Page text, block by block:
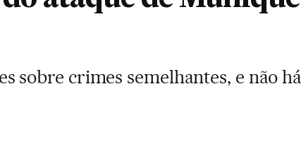
sobre crimes semelhantes, e não